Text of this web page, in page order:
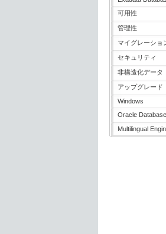
可用性
管理性
マイグレーショ
セキュリティ
非構造化データ
アップグレード
Windows
Oracle
Multilingual